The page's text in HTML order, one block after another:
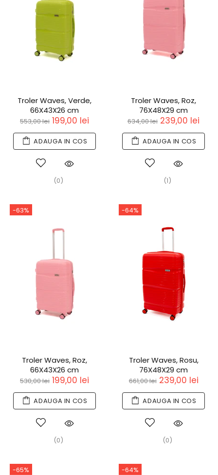
Troler Waves, Verde,
66X43X26 cm
553,00 lei 199,00 lei
ADAUGA IN COS
(0)
Troler Waves, Roz,
76X48X29 cm
634,00 lei 239,00 lei
ADAUGA IN COS
(1)
-63%
Troler Waves, Roz,
66X43X26 cm
530,00 lei 199,00 lei
ADAUGA IN COS
(0)
-64%
Troler Waves, Rosu,
76X48X29 cm
661,00 lei 239,00 lei
ADAUGA IN COS
(0)
-65% -64%